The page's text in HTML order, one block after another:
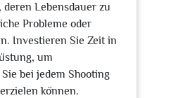
Lebensdauer zu
Probleme oder
Investieren Sie Zeit in
um
bei jedem Shooting
können.